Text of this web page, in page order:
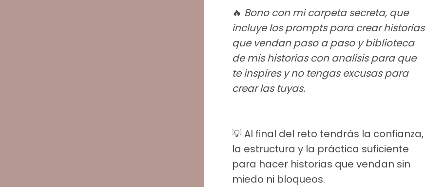
🔥 Bono con mi carpeta secreta, que
incluye los prompts para crear historias
que vendan paso a paso y biblioteca
de mis historias con analisis para que
te inspires y no tengas excusas para
crear las tuyas.
💡 Al final del reto tendrás la confianza,
la estructura y la práctica suficiente
para hacer historias que vendan sin
miedo ni bloqueos.